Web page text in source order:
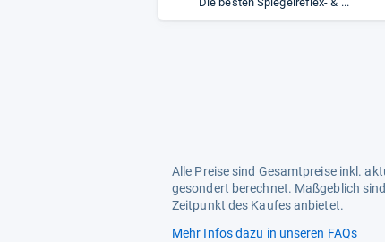
Alle Preise sind Gesamtpreise inkl.
gesondert berechnet. Maßgeblich
Zeitpunkt des Kaufes anbietet.
Mehr Infos dazu in unseren FAQs